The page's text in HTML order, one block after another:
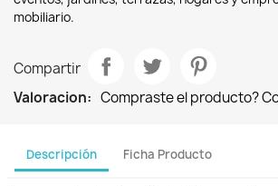
mobiliario.
Compartir
Valoracion: Compraste el producto?
Descripción Ficha Producto